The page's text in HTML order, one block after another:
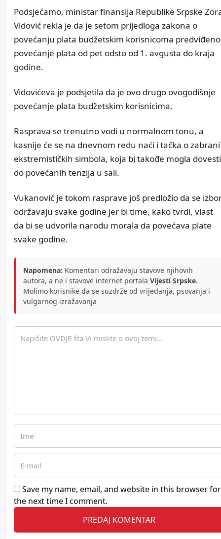
Podsjećamo, ministar finansija Republike Srpske
Vidović rekla je da je setom prijedloga zakona o
povećanju plata budžetskim korisnicoma predviđeno
povećanje plata od pet odsto od 1. avgusta do kraja
godine.
Vidovićeva je podsjetila da je ovo drugo ovogodišnje
povećanje plata budžetskim korisnicima.
Rasprava se trenutno vodi u normalnom tonu, a
kasnije će se na dnevnom redu naći i tačka o zabrani
ekstremističkih simbola, koja bi takođe mogla dovesti
do povećanih tenzija u sali.
Vukanović je tokom rasprave još predložio da se
održavaju svake godine jer bi time, kako tvrdi, vlast
da bi se udvorila narodu morala da povećava plate
svake godine.
Napomena: Komentari odražavaju stavove njihovih
autora, a ne i stavove internet portala Vijesti Srpske.
Molimo korisnike da se suzdrže od vrijeđanja, psovanja i
vulgarnog izražavanja
Save my name, email, and website in this browser for
the next time I comment.